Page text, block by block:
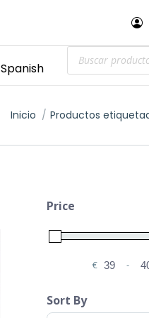
Spanish
Búsqueda
de
productos
Estás aquí:
Inicio Productos
Price
€ -
Sort By